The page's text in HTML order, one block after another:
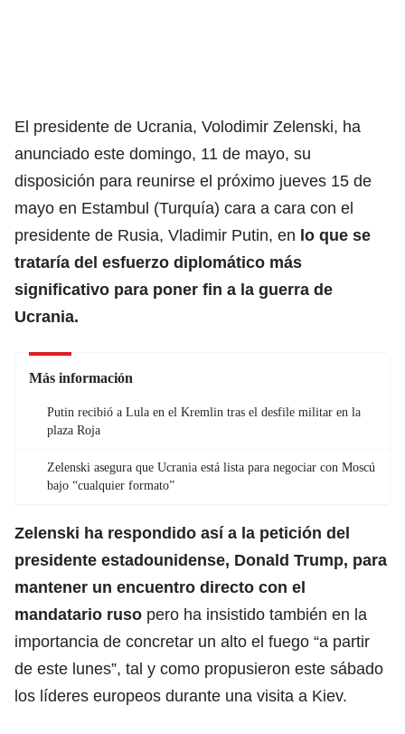
El presidente de Ucrania, Volodimir Zelenski, ha
anunciado este domingo, 11 de mayo, su
disposición para reunirse el próximo jueves 15 de
mayo en Estambul (Turquía) cara a cara con el
presidente de Rusia, Vladimir Putin, en lo que se
trataría del esfuerzo diplomático más
significativo para poner fin a la guerra de
Ucrania.
Más información
Putin recibió a Lula en el Kremlin tras el desfile militar en la
plaza Roja
Zelenski asegura que Ucrania está lista para negociar con Moscú
bajo “cualquier formato”
Zelenski ha respondido así a la petición del
presidente estadounidense, Donald Trump, para
mantener un encuentro directo con el
mandatario ruso pero ha insistido también en la
importancia de concretar un alto el fuego “a partir
de este lunes”, tal y como propusieron este sábado
los líderes europeos durante una visita a Kiev.